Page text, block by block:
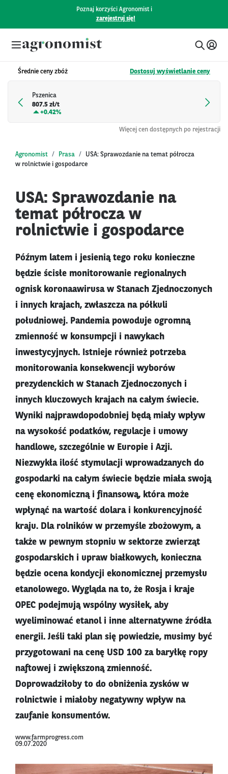
Poznaj korzyści Agronomist i
zarejestruj się!
Średnie ceny zbóż Dostosuj wyświetlanie ceny
Pszenica
807.5 zł/t
+0.42%
Więcej cen dostępnych po rejestracji
Agronomist Prasa
USA: Sprawozdanie na temat półrocza
w rolnictwie i gospodarce
USA: Sprawozdanie na
temat półrocza w
rolnictwie i gospodarce
Późnym latem i jesienią tego roku konieczne
będzie ścisłe monitorowanie regionalnych
ognisk koronaawirusa w Stanach Zjednoczonych
i innych krajach, zwłaszcza na półkuli
południowej. Pandemia powoduje ogromną
zmienność w konsumpcji i nawykach
inwestycyjnych. Istnieje również potrzeba
monitorowania konsekwencji wyborów
prezydenckich w Stanach Zjednoczonych i
innych kluczowych krajach na całym świecie.
Wyniki najprawdopodobniej będą miały wpływ
na wysokość podatków, regulacje i umowy
handlowe, szczególnie w Europie i Azji.
Niezwykła ilość stymulacji wprowadzanych do
gospodarki na całym świecie będzie miała swoją
cenę ekonomiczną i finansową, która może
wpłynąć na wartość dolara i konkurencyjność
kraju. Dla rolników w przemyśle zbożowym, a
także w pewnym stopniu w sektorze zwierząt
gospodarskich i upraw białkowych, konieczna
będzie ocena kondycji ekonomicznej przemysłu
etanolowego. Wygląda na to, że Rosja i kraje
OPEC podejmują wspólny wysiłek, aby
wyeliminować etanol i inne alternatywne źródła
energii. Jeśli taki plan się powiedzie, musimy być
przygotowani na cenę USD 100 za baryłkę ropy
naftowej i zwiększoną zmienność.
Doprowadziłoby to do obniżenia zysków w
rolnictwie i miałoby negatywny wpływ na
zaufanie konsumentów.
www.farmprogress.com
09.07.2020